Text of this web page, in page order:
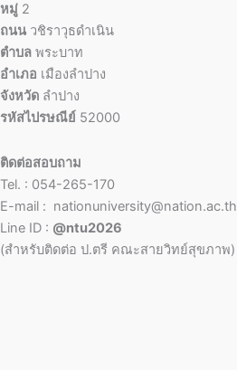
หมู่ 2
ถนน วชิราวุธดำเนิน
ตำบล พระบาท
อำเภอ เมืองลำปาง
จังหวัด ลำปาง
รหัสไปรษณีย์ 52000
ติดต่อสอบถาม
Tel. : 054-265-170
E-mail : nationuniversity@nation.ac.th
Line ID : @ntu2026
(สำหรับติดต่อ ป.ตรี คณะสายวิทย์สุขภาพ)